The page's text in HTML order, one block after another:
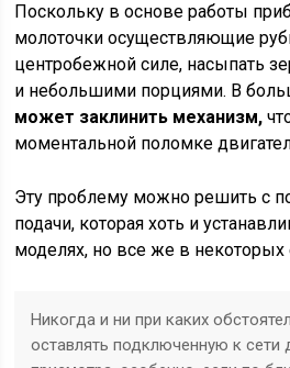
Поскольку в основе работы
молоточки осуществляющие
центробежной силе, насыпать
и небольшими порциями. В
может заклинить механизм,
моментальной поломке
Эту проблему можно решить с
подачи, которая хоть и
моделях, но все же в некоторых
Никогда и ни при каких
оставлять подключенную к сети